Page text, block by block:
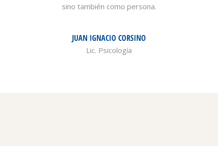
sino también como persona.
JUAN IGNACIO CORSINO
Lic. Psicología